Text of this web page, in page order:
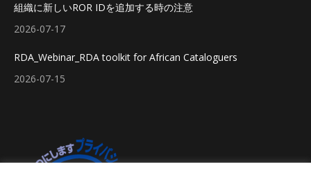
組織に新しいROR IDを追加する時の注意
2026-07-17
RDA_Webinar_RDA toolkit for African Cataloguers
2026-07-15